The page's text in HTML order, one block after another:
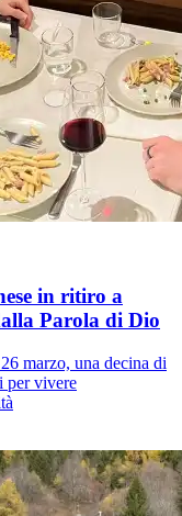
in ritiro a
Parola di Dio
marzo, una decina di
per vivere